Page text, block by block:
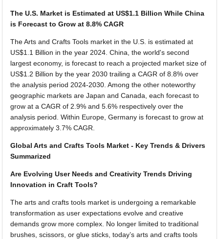
The U.S. Market is Estimated at US$1.1 Billion While China
is Forecast to Grow at 8.8% CAGR
The Arts and Crafts Tools market in the U.S. is estimated at
US$1.1 Billion in the year 2024. China, the world's second
largest economy, is forecast to reach a projected market size of
US$1.2 Billion by the year 2030 trailing a CAGR of 8.8% over
the analysis period 2024-2030. Among the other noteworthy
geographic markets are Japan and Canada, each forecast to
grow at a CAGR of 2.9% and 5.6% respectively over the
analysis period. Within Europe, Germany is forecast to grow at
approximately 3.7% CAGR.
Global Arts and Crafts Tools Market - Key Trends & Drivers
Summarized
Are Evolving User Needs and Creativity Trends Driving
Innovation in Craft Tools?
The arts and crafts tools market is undergoing a remarkable
transformation as user expectations evolve and creative
demands grow more complex. No longer limited to traditional
brushes, scissors, or glue sticks, today’s arts and crafts tools